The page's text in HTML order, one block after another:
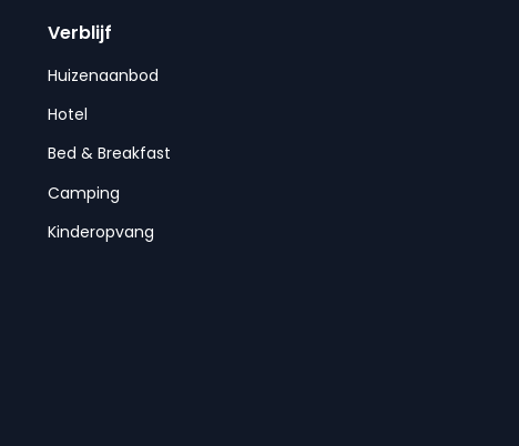
Verblijf
Huizenaanbod
Hotel
Bed & Breakfast
Camping
Kinderopvang